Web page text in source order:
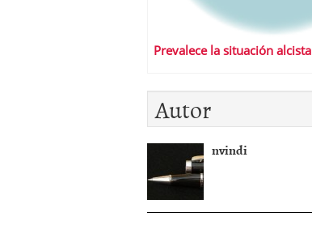
Prevalece la situación alcista
Autor
nvindi